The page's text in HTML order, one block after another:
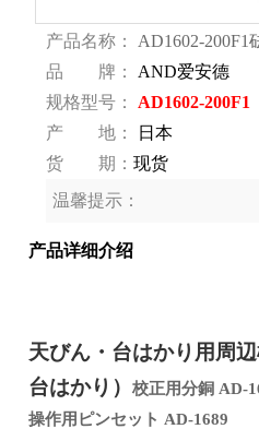
产品名称：
AD1602-200F1
品 牌：
AND爱安德
规格型号：
AD1602-200F1
产 地：
日本
货 期： 现货
温馨提示：
产品详细介绍
天びん・台はかり用周
台はかり）
校正用分銅 AD-
操作用ピンセット AD-1689